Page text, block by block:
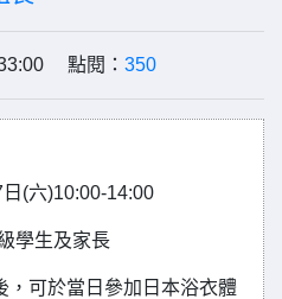
點閱： 350
(六)10:00-14:00
學生及家長
可於當日參加日本浴衣體